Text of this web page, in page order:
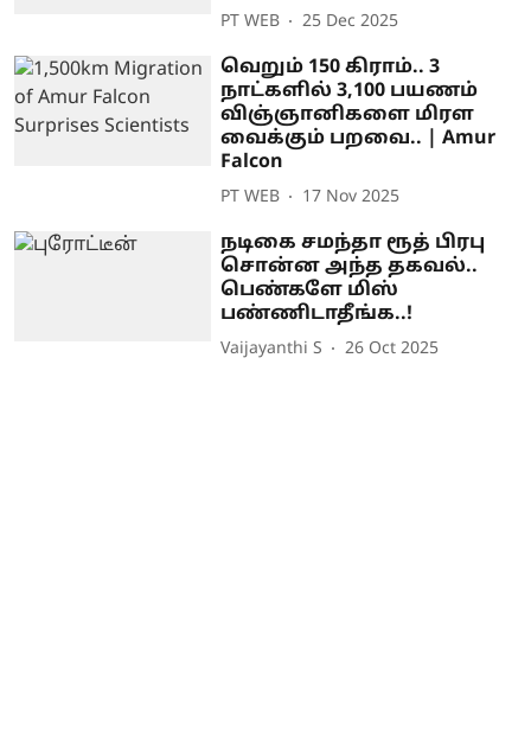
PT WEB 25 Dec 2025
வெறும் 150 கிராம்.. 3
நாட்களில் 3,100 பயணம்
விஞ்ஞானிகளை மிரள
வைக்கும் பறவை.. | Amur
Falcon
PT WEB 17 Nov 2025
நடிகை சமந்தா ரூத் பிரபு
சொன்ன அந்த தகவல்..
பெண்களே மிஸ்
பண்ணிடாதீங்க..!
Vaijayanthi S 26 Oct 2025